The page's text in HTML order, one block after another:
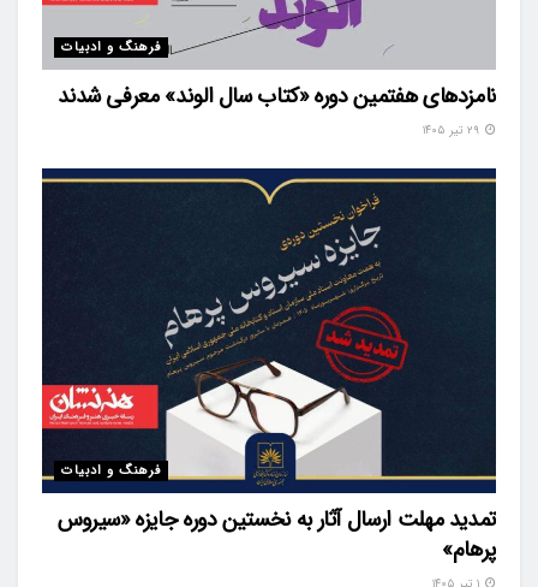
فرهنگ و ادبیات
نامزدهای هفتمین دوره «کتاب سال الوند» معرفی شدند
فرهنگ و ادبیات
تمدید مهلت ارسال آثار به نخستین دوره جایزه «سیروس
پرهام»